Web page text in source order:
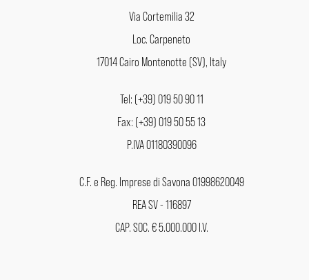
Via Cortemilia 32
Loc. Carpeneto
17014 Cairo Montenotte (SV), Italy
Tel: (+39) 019 50 90 11
Fax: (+39) 019 50 55 13
P.IVA 01180390096
C.F. e Reg. Imprese di Savona 01998620049
REA SV - 116897
CAP. SOC. € 5.000.000 I.V.